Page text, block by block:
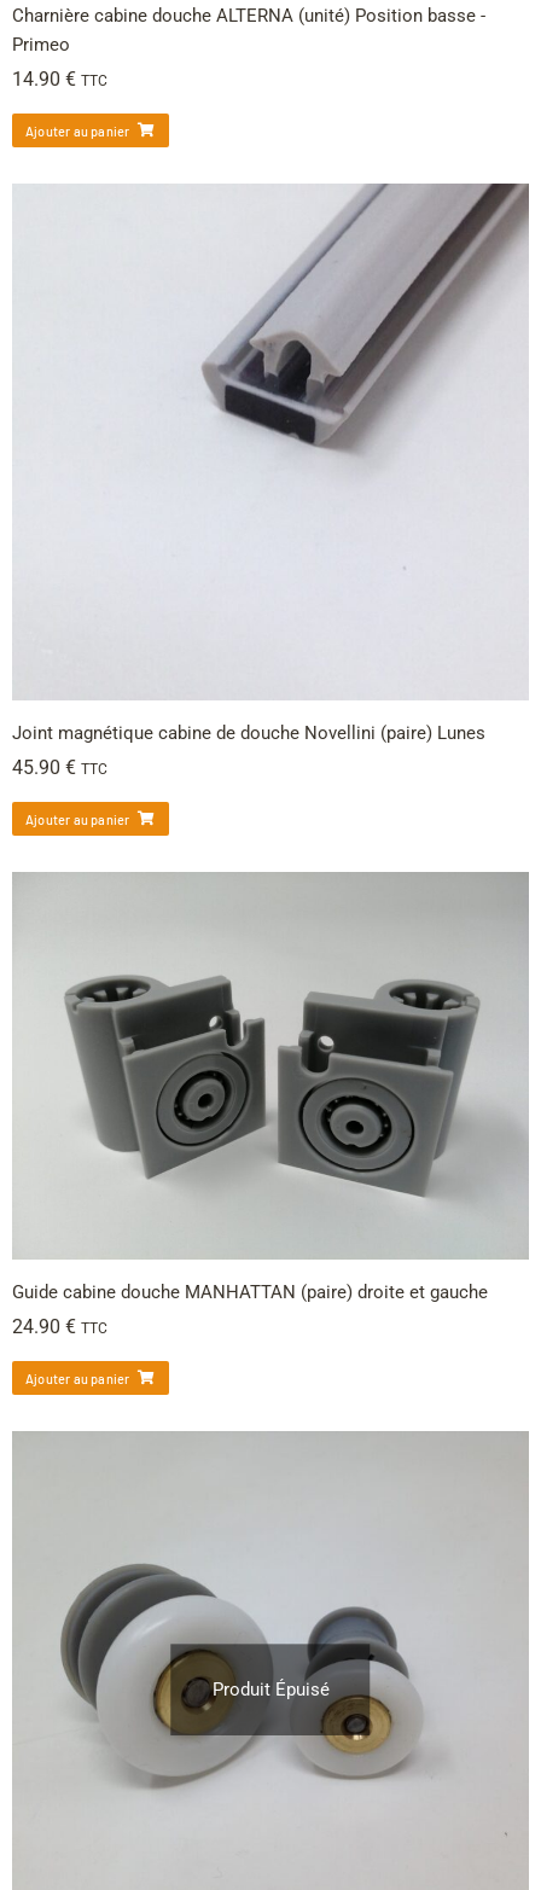
Charnière cabine douche ALTERNA (unité) Position basse -
Primeo
14.90 € TTC
Ajouter au panier
Joint magnétique cabine de douche Novellini (paire) Lunes
45.90 € TTC
Ajouter au panier
Guide cabine douche MANHATTAN (paire) droite et gauche
24.90 € TTC
Ajouter au panier
Produit Épuisé